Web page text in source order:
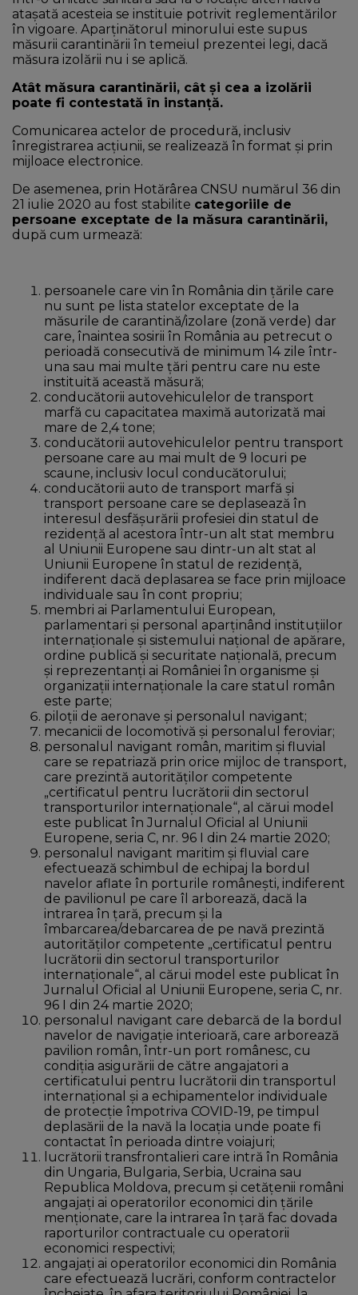
atașată acesteia se instituie potrivit reglementărilor
în vigoare. Aparținătorul minorului este supus
măsurii carantinării în temeiul prezentei legi, dacă
măsura izolării nu i se aplică.
Atât măsura carantinării, cât și cea a izolării
poate fi contestată în instanță.
Comunicarea actelor de procedură, inclusiv
înregistrarea acțiunii, se realizează în format și prin
mijloace electronice.
De asemenea, prin Hotărârea CNSU numărul 36 din
21 iulie 2020 au fost stabilite categoriile de
persoane exceptate de la măsura carantinării,
după cum urmează:
persoanele care vin în România din țările care
nu sunt pe lista statelor exceptate de la
măsurile de carantină/izolare (zonă verde) dar
care, înaintea sosirii în România au petrecut o
perioadă consecutivă de minimum 14 zile într-
una sau mai multe țări pentru care nu este
instituită această măsură;
conducătorii autovehiculelor de transport
marfă cu capacitatea maximă autorizată mai
mare de 2,4 tone;
conducătorii autovehiculelor pentru transport
persoane care au mai mult de 9 locuri pe
scaune, inclusiv locul conducătorului;
conducătorii auto de transport marfă și
transport persoane care se deplasează în
interesul desfășurării profesiei din statul de
rezidență al acestora într-un alt stat membru
al Uniunii Europene sau dintr-un alt stat al
Uniunii Europene în statul de rezidență,
indiferent dacă deplasarea se face prin mijloace
individuale sau în cont propriu;
membri ai Parlamentului European,
parlamentari şi personal aparţinând instituțiilor
internaționale şi sistemului naţional de apărare,
ordine publică şi securitate naţională, precum
și reprezentanți ai României în organisme și
organizații internaționale la care statul român
este parte;
piloţii de aeronave şi personalul navigant;
mecanicii de locomotivă şi personalul feroviar;
personalul navigant român, maritim şi fluvial
care se repatriază prin orice mijloc de transport,
care prezintă autorităţilor competente
„certificatul pentru lucrătorii din sectorul
transporturilor internaţionale“, al cărui model
este publicat în Jurnalul Oficial al Uniunii
Europene, seria C, nr. 96 I din 24 martie 2020;
personalul navigant maritim şi fluvial care
efectuează schimbul de echipaj la bordul
navelor aflate în porturile româneşti, indiferent
de pavilionul pe care îl arborează, dacă la
intrarea în ţară, precum şi la
îmbarcarea/debarcarea de pe navă prezintă
autorităţilor competente „certificatul pentru
lucrătorii din sectorul transporturilor
internaţionale“, al cărui model este publicat în
Jurnalul Oficial al Uniunii Europene, seria C, nr.
96 I din 24 martie 2020;
personalul navigant care debarcă de la bordul
navelor de navigaţie interioară, care arborează
pavilion român, într-un port românesc, cu
condiţia asigurării de către angajatori a
certificatului pentru lucrătorii din transportul
internaţional şi a echipamentelor individuale
de protecţie împotriva COVID-19, pe timpul
deplasării de la navă la locaţia unde poate fi
contactat în perioada dintre voiajuri;
lucrătorii transfrontalieri care intră în România
din Ungaria, Bulgaria, Serbia, Ucraina sau
Republica Moldova, precum şi cetăţenii români
angajaţi ai operatorilor economici din ţările
menţionate, care la intrarea în ţară fac dovada
raporturilor contractuale cu operatorii
economici respectivi;
angajaţi ai operatorilor economici din România
care efectuează lucrări, conform contractelor